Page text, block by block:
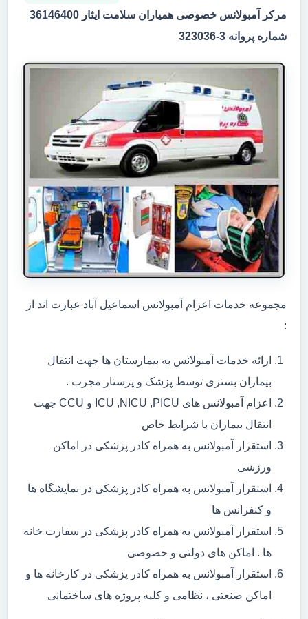
مرکر آمبولانس خصوصی همیاران سلامت ایثار 36146400
شماره پروانه 3-323036
مجموعه خدمات اعزام آمبولانس اسماعیل آباد عبارت اند از
:
ارائه خدمات آمبولانس به بیمارستان ها جهت انتقال
بیماران بستری توسط پزشک و پرستار مجرب .
اعزام آمبولانس های ICU ,NICU ,PICU و CCU جهت
انتقال بیماران با شرایط خاص
استقرار آمبولانس به همراه کادر پزشکی در اماکن
ورزشی
استقرار آمبولانس به همراه کادر پزشکی در نمایشگاه ها
و کنفرانس ها
استقرار آمبولانس به همراه کادر پزشکی در سفارت خانه
ها . اماکن های دولتی و خصوصی
استقرار آمبولانس به همراه کادر پزشکی در کارخانه ها و
اماکن صنعتی ، نظامی و کلیه پروژه های ساختمانی